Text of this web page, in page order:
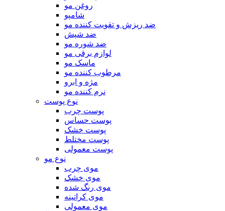
روغن مو
شامپو
ضد ریزش و تقویت کننده مو
ضد شپش
ضد شوره مو
لوازم برقی مو
ماسک مو
مرطوب کننده مو
مژه و ابرو
نرم کننده مو
نوع پوست
پوست چرب
پوست حساس
پوست خشک
پوست مختلط
پوست معمولی
نوع مو
موی چرب
موی خشک
موی رنگ شده
موی کراتینه
موی معمولی